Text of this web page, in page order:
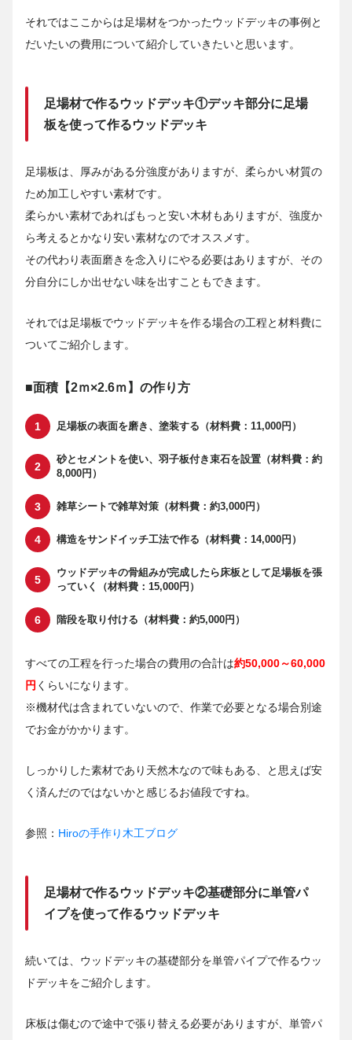
それではここからは足場材をつかったウッドデッキの事例と
だいたいの費用について紹介していきたいと思います。
足場材で作るウッドデッキ①デッキ部分に足場
板を使って作るウッドデッキ
足場板は、厚みがある分強度がありますが、柔らかい材質の
ため加工しやすい素材です。
柔らかい素材であればもっと安い木材もありますが、強度か
ら考えるとかなり安い素材なのでオススメす。
その代わり表面磨きを念入りにやる必要はありますが、その
分自分にしか出せない味を出すこともできます。
それでは足場板でウッドデッキを作る場合の工程と材料費に
ついてご紹介します。
■面積【2ｍ×2.6ｍ】の作り方
足場板の表面を磨き、塗装する（材料費：11,000円）
砂とセメントを使い、羽子板付き束石を設置（材料費：約
8,000円）
雑草シートで雑草対策（材料費：約3,000円）
構造をサンドイッチ工法で作る（材料費：14,000円）
ウッドデッキの骨組みが完成したら床板として足場板を張
っていく（材料費：15,000円）
階段を取り付ける（材料費：約5,000円）
すべての工程を行った場合の費用の合計は約50,000～60,000
円 くらいになります。
※機材代は含まれていないので、作業で必要となる場合別途
でお金がかかります。
しっかりした素材であり天然木なので味もある、と思えば安
く済んだのではないかと感じるお値段ですね。
参照： Hiroの手作り木工ブログ
足場材で作るウッドデッキ②基礎部分に単管パ
イプを使って作るウッドデッキ
続いては、ウッドデッキの基礎部分を単管パイプで作るウッ
ドデッキをご紹介します。
床板は傷むので途中で張り替える必要がありますが、単管パ